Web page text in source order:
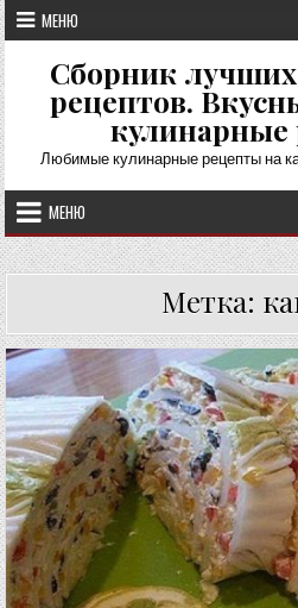
Перейти
к
содержимому
МЕНЮ
Сборник
рецептов.
Любимые кулинарные рецепты на
МЕНЮ
Метка: